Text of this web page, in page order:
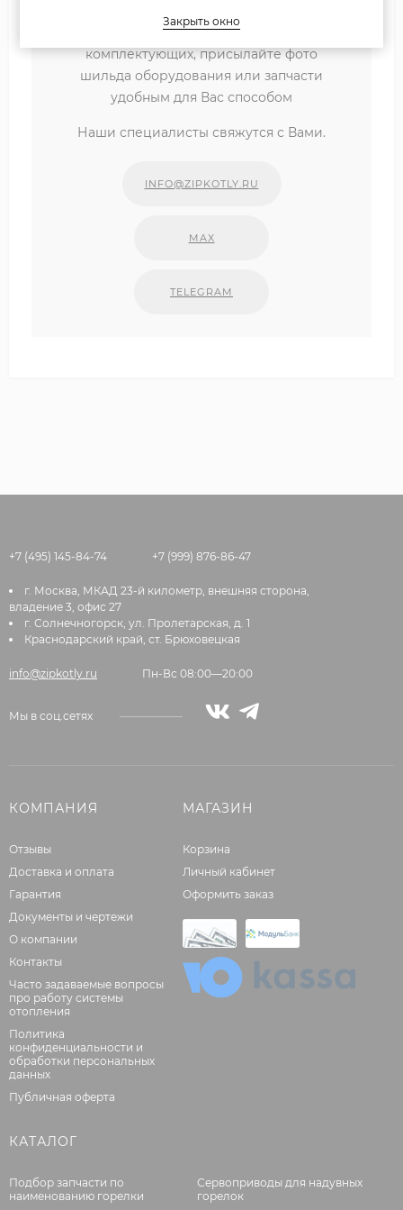
Если вы затрудняетесь с выбором
комплектующих, присылайте фото
шильда оборудования или запчасти
удобным для Вас способом
Наши специалисты свяжутся с Вами.
INFO@ZIPKOTLY.RU
MAX
TELEGRAM
+7 (495) 145-84-74 +7 (999) 876-86-47
г. Москва, МКАД 23-й километр, внешняя сторона,
владение 3, офис 27
г. Солнечногорск, ул. Пролетарская, д. 1
Краснодарский край, ст. Брюховецкая
info@zipkotly.ru Пн-Вс 08:00—20:00
Мы в соц.сетях
КОМПАНИЯ
Отзывы
Доставка и оплата
Гарантия
Документы и чертежи
О компании
Контакты
Часто задаваемые вопросы
про работу системы
отопления
Политика
конфиденциальности и
обработки персональных
данных
Публичная оферта
МАГАЗИН
Корзина
Личный кабинет
Оформить заказ
КАТАЛОГ
Подбор запчасти по
наименованию горелки
Сервоприводы для надувных
горелок
Закрыть окно